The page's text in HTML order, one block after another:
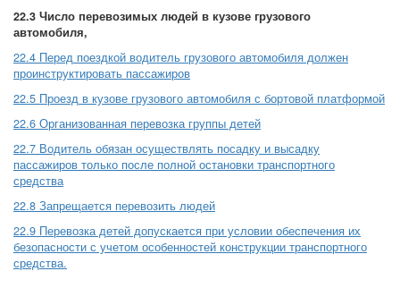
22.3 Число перевозимых людей в кузове грузового
автомобиля,
22.4 Перед поездкой водитель грузового автомобиля должен
проинструктировать пассажиров
22.5 Проезд в кузове грузового автомобиля с бортовой платформой
22.6 Организованная перевозка группы детей
22.7 Водитель обязан осуществлять посадку и высадку
пассажиров только после полной остановки транспортного
средства
22.8 Запрещается перевозить людей
22.9 Перевозка детей допускается при условии обеспечения их
безопасности с учетом особенностей конструкции транспортного
средства.